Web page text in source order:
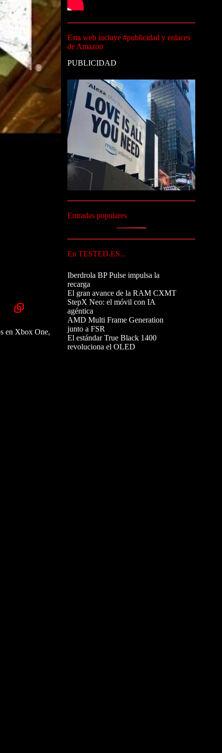
en Xbox One,
Esta web incluye #publicidad y enlaces
de Amazon
PUBLICIDAD
Entradas populares
En TESTED.ES...
Iberdrola BP Pulse impulsa la
recarga
El gran avance de la RAM CXMT
StepX Neo: el móvil con IA
agéntica
AMD Multi Frame Generation
junto a FSR
El estándar True Black 1400
revoluciona el OLED